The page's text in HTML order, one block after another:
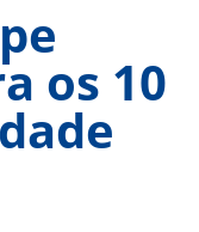
os 10